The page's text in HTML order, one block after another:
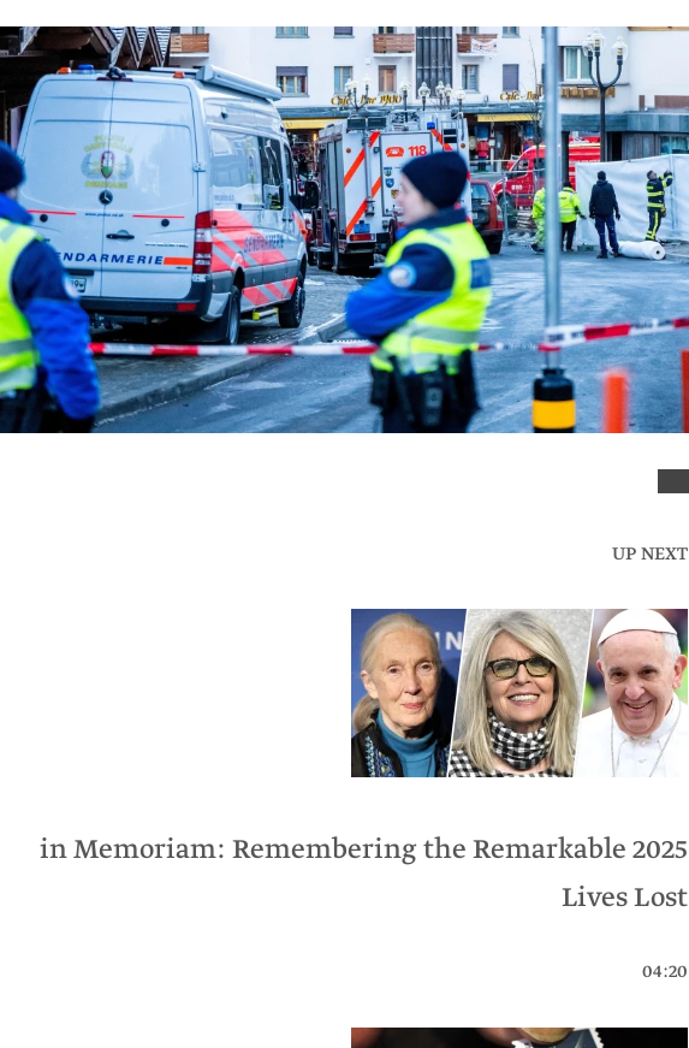
UP NEXT
2025 in Memoriam: Remembering the Remarkable
Lives Lost
04:20